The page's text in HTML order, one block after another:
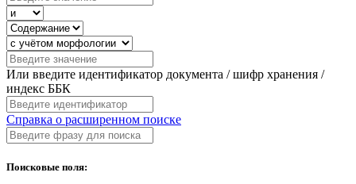
Или введите идентификатор документа / шифр хранения /
индекс ББК
Справка о расширенном поиске
Поисковые поля: